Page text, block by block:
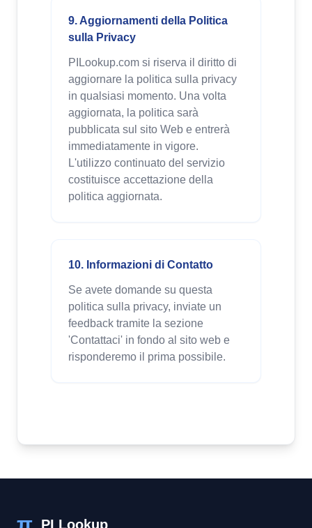
9. Aggiornamenti della Politica
sulla Privacy
PILookup.com si riserva il diritto di
aggiornare la politica sulla privacy
in qualsiasi momento. Una volta
aggiornata, la politica sarà
pubblicata sul sito Web e entrerà
immediatamente in vigore.
L'utilizzo continuato del servizio
costituisce accettazione della
politica aggiornata.
10. Informazioni di Contatto
Se avete domande su questa
politica sulla privacy, inviate un
feedback tramite la sezione
'Contattaci' in fondo al sito web e
risponderemo il prima possibile.
PI Lookup